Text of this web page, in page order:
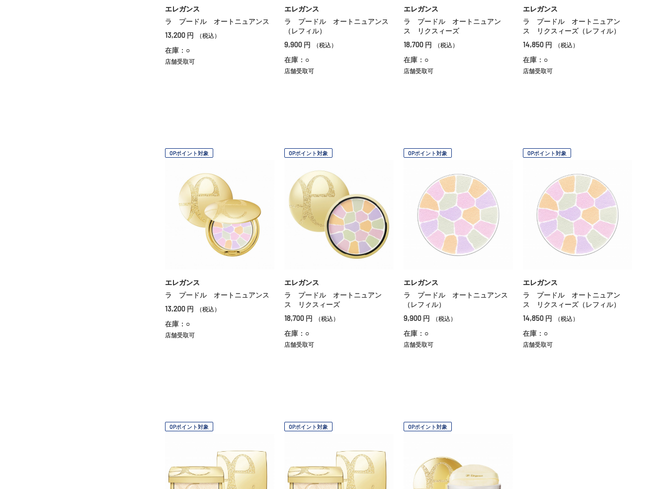
エレガンス
ラ プードル オートニュアンス
13,200 円 （税込）
在庫：○
店舗受取可
エレガンス
ラ プードル オートニュアンス
（レフィル）
9,900 円 （税込）
在庫：○
店舗受取可
エレガンス
ラ プードル オートニュアン
ス リクスィーズ
18,700 円 （税込）
在庫：○
店舗受取可
エレガンス
ラ プードル オートニュアン
ス リクスィーズ（レフィル）
14,850 円 （税込）
在庫：○
店舗受取可
OPポイント対象
エレガンス
ラ プードル オートニュアンス
13,200 円 （税込）
在庫：○
店舗受取可
OPポイント対象
エレガンス
ラ プードル オートニュアン
ス リクスィーズ
18,700 円 （税込）
在庫：○
店舗受取可
OPポイント対象
エレガンス
ラ プードル オートニュアンス
（レフィル）
9,900 円 （税込）
在庫：○
店舗受取可
OPポイント対象
エレガンス
ラ プードル オートニュアン
ス リクスィーズ（レフィル）
14,850 円 （税込）
在庫：○
店舗受取可
OPポイント対象 OPポイント対象 OPポイント対象